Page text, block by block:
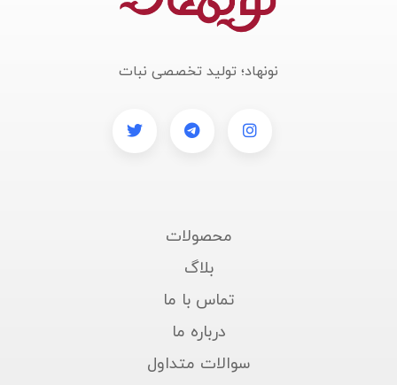
نونهاد؛ تولید تخصصی نبات
محصولات
بلاگ
تماس با ما
درباره ما
سوالات متداول